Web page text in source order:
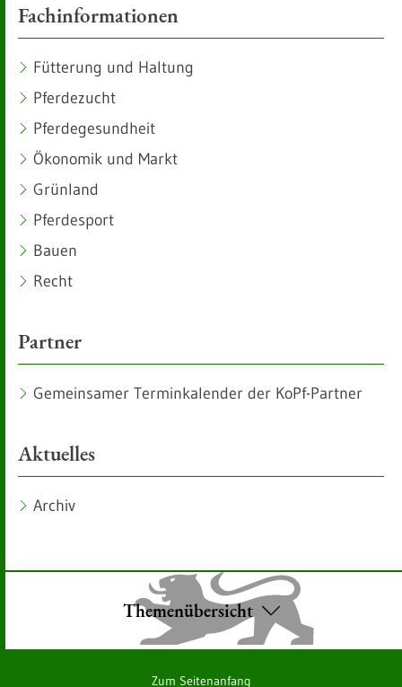
Fachinformationen
Fütterung und Haltung
Pferdezucht
Pferdegesundheit
Ökonomik und Markt
Grünland
Pferdesport
Bauen
Recht
Partner
Gemeinsamer Terminkalender der KoPf-Partner
Aktuelles
Archiv
Themenübersicht
Zum Seitenanfang